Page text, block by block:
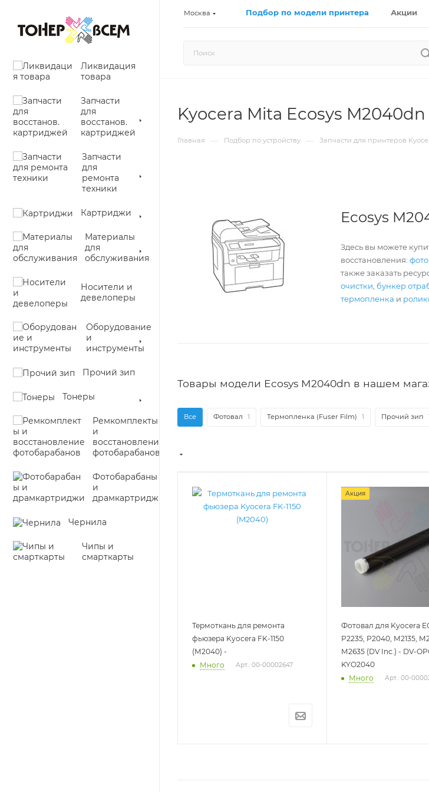
Москва Подбор по модели принтера Акции
Ликвидация
товара
Запчасти
для
восстанов.
картриджей
Запчасти
для
ремонта
техники
Картриджи
Материалы
для
обслуживания
Носители и
девелоперы
Оборудование
и
инструменты
Прочий зип
Тонеры
Ремкомплекты
и
восстановление
фотобарабанов
Фотобарабаны
и
драмкартриджи
Чернила
Чипы и
смарткарты
Kyocera Mita Ecosys M2040dn
Главная — Подбор по устройству — Запчасти для принтеров
Ecosys
Здесь вы можете
восстановления:
также заказать
очистки бункер
термопленка и
Товары модели Ecosys M2040dn в нашем
Все Фотовал 1 Термопленка (Fuser Film) 1 Прочий зип
Термоткань для ремонта
фьюзера Kyocera FK-1150
(M2040) -
Много
Арт.: 00-00002647
Акция
Фотовал для Kyocera
P2235, P2040, M2135,
M2635 (DV Inc.) - DV-
KYO2040
Много
Арт.: 00-